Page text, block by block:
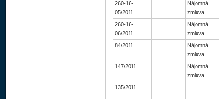
260-16-
05/2011
Nájomná
zmluva
260-16-
06/2011
Nájomná
zmluva
84/2011
Nájomná
zmluva
147/2011
Nájomná
zmluva
135/2011